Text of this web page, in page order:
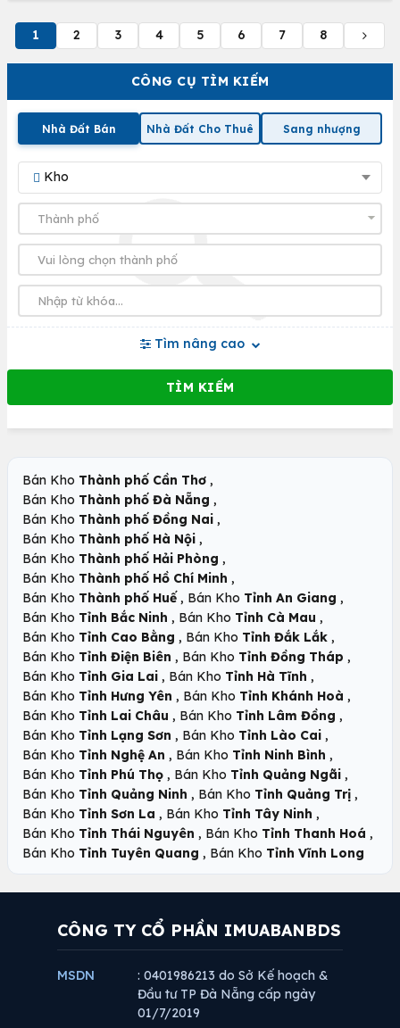
CÔNG CỤ TÌM KIẾM
Nhà Đất Bán Nhà Đất Cho Thuê Sang nhượng
Kho
Tìm nâng cao
1 2 3 4 5 6 7 8
Bán Kho Thành phố Cần Thơ ,
Bán Kho Thành phố Đà Nẵng ,
Bán Kho Thành phố Đồng Nai ,
Bán Kho Thành phố Hà Nội ,
Bán Kho Thành phố Hải Phòng ,
Bán Kho Thành phố Hồ Chí Minh ,
Bán Kho Thành phố Huế , Bán Kho Tỉnh An Giang ,
Bán Kho Tỉnh Bắc Ninh , Bán Kho Tỉnh Cà Mau ,
Bán Kho Tỉnh Cao Bằng , Bán Kho Tỉnh Đắk Lắk ,
Bán Kho Tỉnh Điện Biên , Bán Kho Tỉnh Đồng Tháp ,
Bán Kho Tỉnh Gia Lai , Bán Kho Tỉnh Hà Tĩnh ,
Bán Kho Tỉnh Hưng Yên , Bán Kho Tỉnh Khánh Hoà ,
Bán Kho Tỉnh Lai Châu , Bán Kho Tỉnh Lâm Đồng ,
Bán Kho Tỉnh Lạng Sơn , Bán Kho Tỉnh Lào Cai ,
Bán Kho Tỉnh Nghệ An , Bán Kho Tỉnh Ninh Bình ,
Bán Kho Tỉnh Phú Thọ , Bán Kho Tỉnh Quảng Ngãi ,
Bán Kho Tỉnh Quảng Ninh , Bán Kho Tỉnh Quảng Trị ,
Bán Kho Tỉnh Sơn La , Bán Kho Tỉnh Tây Ninh ,
Bán Kho Tỉnh Thái Nguyên , Bán Kho Tỉnh Thanh Hoá ,
Bán Kho Tỉnh Tuyên Quang , Bán Kho Tỉnh Vĩnh Long
CÔNG TY CỔ PHẦN IMUABANBDS
MSDN
: 0401986213 do Sở Kế hoạch &
Đầu tư TP Đà Nẵng cấp ngày
01/7/2019